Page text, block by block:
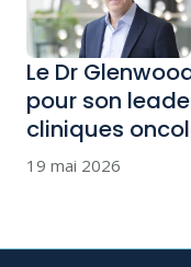
Le Dr
pour son
cliniques
19 mai 2026